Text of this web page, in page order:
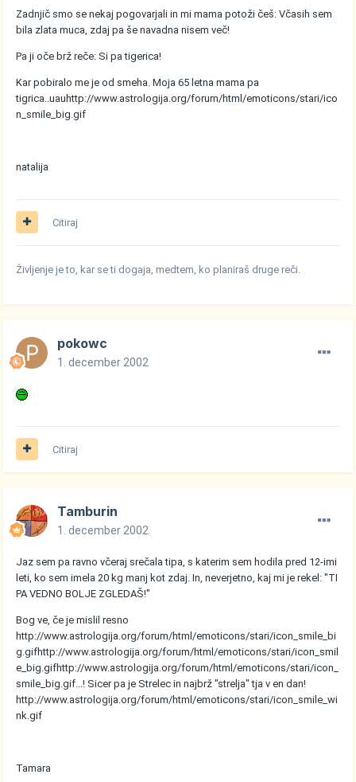
Zadnjič smo se nekaj pogovarjali in mi mama potoži češ: Včasih sem
bila zlata muca, zdaj pa še navadna nisem več!
Pa ji oče brž reče: Si pa tigerica!
Kar pobiralo me je od smeha. Moja 65 letna mama pa
tigrica..uauhttp://www.astrologija.org/forum/html/emoticons/stari/ico
n_smile_big.gif
natalija
Citiraj
Življenje je to, kar se ti dogaja, medtem, ko planiraš druge reči.
pokowc
1. december 2002
Citiraj
Tamburin
1. december 2002
Jaz sem pa ravno včeraj srečala tipa, s katerim sem hodila pred 12-imi
leti, ko sem imela 20 kg manj kot zdaj. In, neverjetno, kaj mi je rekel: "TI
PA VEDNO BOLJE ZGLEDAŠ!"
Bog ve, če je mislil resno
http://www.astrologija.org/forum/html/emoticons/stari/icon_smile_bi
g.gifhttp://www.astrologija.org/forum/html/emoticons/stari/icon_smil
e_big.gifhttp://www.astrologija.org/forum/html/emoticons/stari/icon_
smile_big.gif ...! Sicer pa je Strelec in najbrž "strelja" tja v en dan!
http://www.astrologija.org/forum/html/emoticons/stari/icon_smile_wi
nk.gif
Tamara